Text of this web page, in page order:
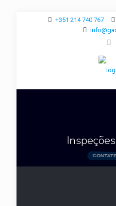
+351 214 740 767
Inspeções